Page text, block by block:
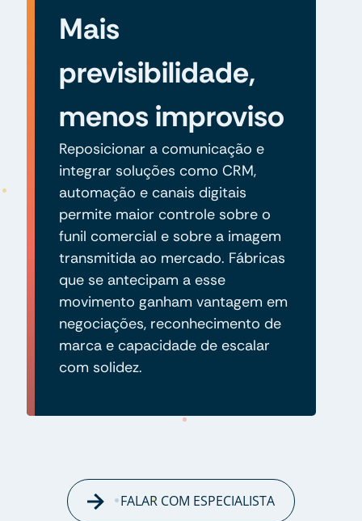
Mais
previsibilidade,
menos improviso
Reposicionar a comunicação e
integrar soluções como CRM,
automação e canais digitais
permite maior controle sobre o
funil comercial e sobre a imagem
transmitida ao mercado. Fábricas
que se antecipam a esse
movimento ganham vantagem em
negociações, reconhecimento de
marca e capacidade de escalar
com solidez.
FALAR COM ESPECIALISTA